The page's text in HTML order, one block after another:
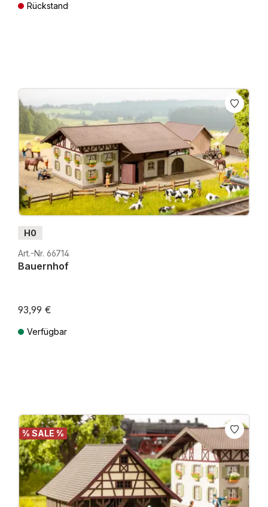
Rückstand
H0
Art.-Nr. 66714
Bauernhof
93,99 €
Verfügbar
% SALE %